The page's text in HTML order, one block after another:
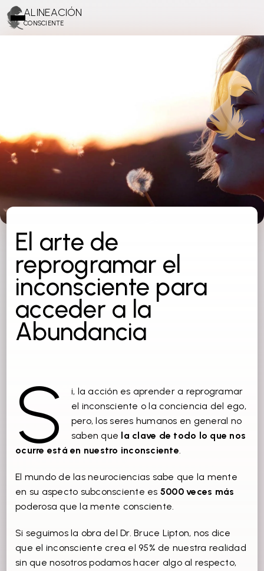
ALINEACIÓN
CONSCIENTE
El arte de
reprogramar el
inconsciente para
acceder a la
Abundancia
S
i, la acción es aprender a reprogramar
el inconsciente o la conciencia del ego,
pero, los seres humanos en general no
saben que la clave de todo lo que nos
ocurre está en nuestro inconsciente.
El mundo de las neurociencias sabe que la mente
en su aspecto subconsciente es 5000 veces más
poderosa que la mente consciente.
Si seguimos la obra del Dr. Bruce Lipton, nos dice
que el inconsciente crea el 95% de nuestra realidad
sin que nosotros podamos hacer algo al respecto,